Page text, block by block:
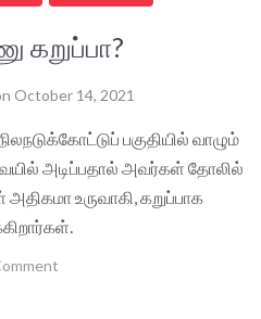
October 14, 2021
பகுதியில் வாழும்
அடிப்பதால் அவர்கள் தோலில்
உருவாகி, கறுப்பாக